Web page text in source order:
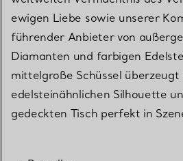
ewigen Liebe sowie unserer
führender Anbieter von
Diamanten und farbigen
mittelgroße Schüssel
edelsteinähnlichen Silhouette
gedeckten Tisch perfekt in